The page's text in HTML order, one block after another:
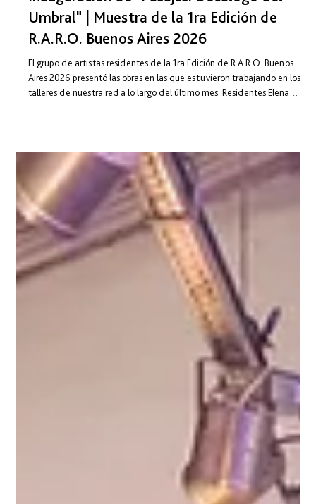
25 may
R.A.R.O. Buenos Aires
Inauguración de "Pasajes: Decálogo del
Umbral" | Muestra de la 1ra Edición de
R.A.R.O. Buenos Aires 2026
El grupo de artistas residentes de la 1ra Edición de R.A.R.O. Buenos
Aires 2026 presentó las obras en las que estuvieron trabajando en los
talleres de nuestra red a lo largo del último mes. Residentes Elena
Kukushkina (RUS) Lautaro Sosa (ARG) Luisa Fernanda González (COL)
María Rocío Cuenca (ARG) Natalia López (COL) Samanta Mitchell (ARG)
Con la curaduría de Christo Fasoli. La muestra se podrá visitar el lunes
25 y martes 26 de mayo de 19 a 21 hs en Festival. ¡Les esperamos!